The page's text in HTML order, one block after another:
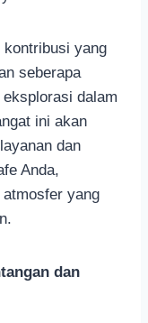
kontribusi yang
seberapa
dalam
ini akan
dan
Anda,
yang
dan